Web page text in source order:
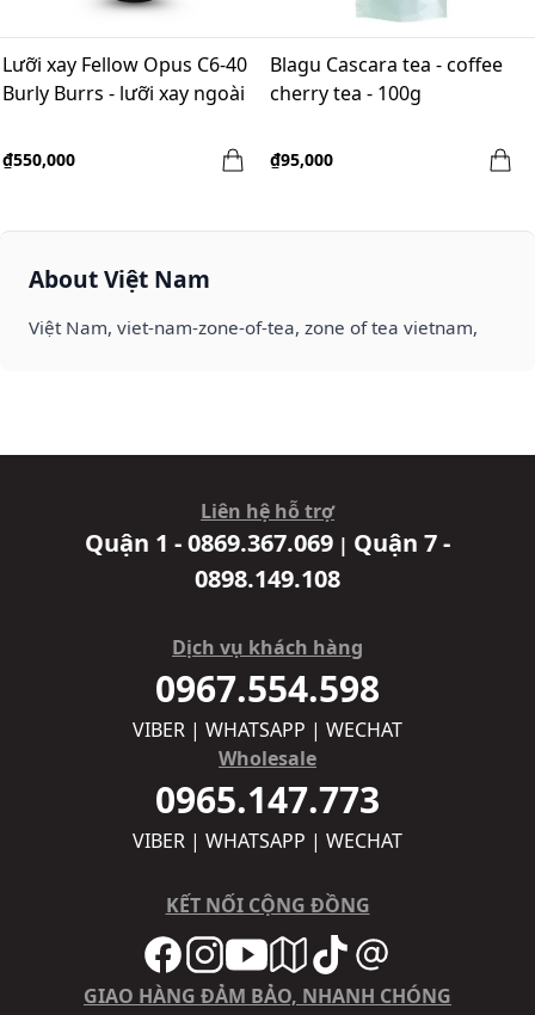
Lưỡi xay Fellow Opus C6-40
Burly Burrs - lưỡi xay ngoài
₫550,000
Blagu Cascara tea - coffee
cherry tea - 100g
₫95,000
About Việt Nam
Việt Nam, viet-nam-zone-of-tea, zone of tea vietnam,
Liên hệ hỗ trợ
Quận 1 - 0869.367.069 | Quận 7 -
0898.149.108
Dịch vụ khách hàng
0967.554.598
VIBER | WHATSAPP | WECHAT
Wholesale
0965.147.773
VIBER | WHATSAPP | WECHAT
KẾT NỐI CỘNG ĐỒNG
GIAO HÀNG ĐẢM BẢO, NHANH CHÓNG